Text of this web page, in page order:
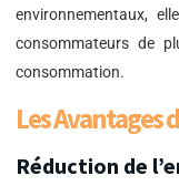
environnementaux,
consommateurs de
consommation.
Les Avantages
Réduction de